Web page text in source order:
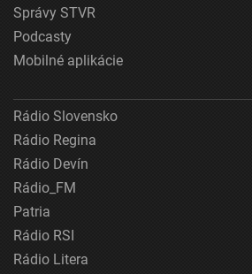
Správy STVR
Podcasty
Mobilné aplikácie
Rádio Slovensko
Rádio Regina
Rádio Devín
Rádio_FM
Patria
Rádio RSI
Rádio Litera